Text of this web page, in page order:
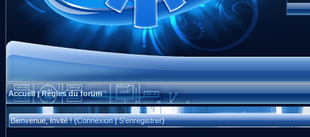
Accueil|Règles du forum
Bienvenue, Invité ! (Connexion|S'enregistrer)